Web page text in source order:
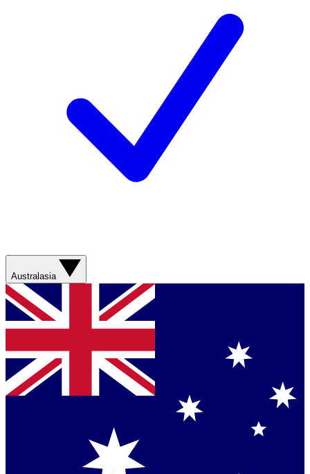
Australasia